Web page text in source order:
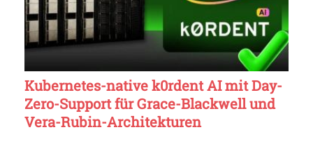
Kubernetes-native k0rdent AI mit Day-
Zero-Support für Grace-Blackwell und
Vera-Rubin-Architekturen